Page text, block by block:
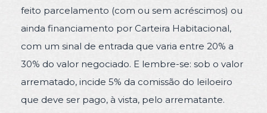
feito parcelamento (com ou sem acréscimos) ou
ainda financiamento por Carteira Habitacional,
com um sinal de entrada que varia entre 20% a
30% do valor negociado. E lembre-se: sob o valor
arrematado, incide 5% da comissão do leiloeiro
que deve ser pago, à vista, pelo arrematante.